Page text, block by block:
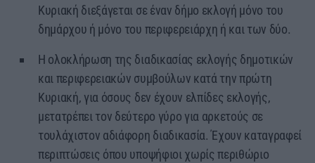
Κυριακή διεξάγεται σε έναν δήμο εκλογή μόνο του
δημάρχου ή μόνο του περιφερειάρχη ή και των δύο.
Η ολοκλήρωση της διαδικασίας εκλογής δημοτικών
και περιφερειακών συμβούλων κατά την πρώτη
Κυριακή, για όσους δεν έχουν ελπίδες εκλογής,
μετατρέπει τον δεύτερο γύρο για αρκετούς σε
τουλάχιστον αδιάφορη διαδικασία. Έχουν καταγραφεί
περιπτώσεις όπου υποψήφιοι χωρίς περιθώριο